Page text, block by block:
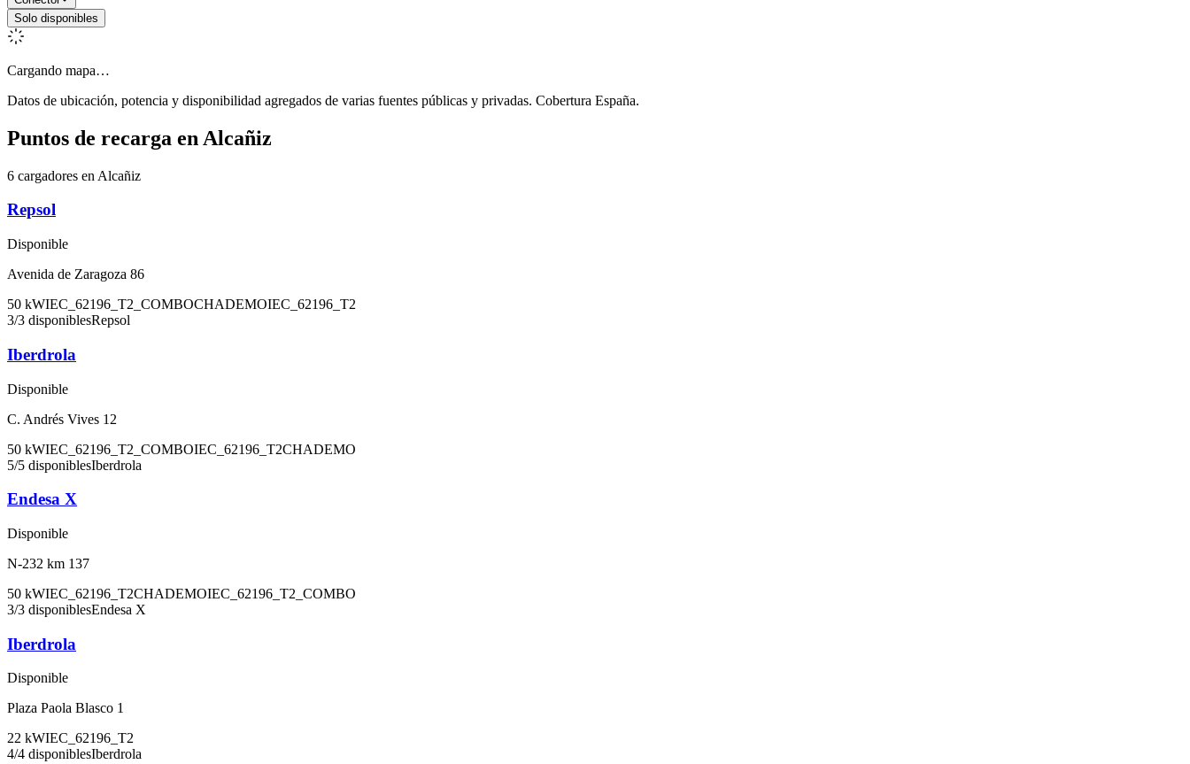
Solo disponibles
Cargando mapa…
Datos de ubicación, potencia y disponibilidad agregados de varias fuentes públicas y privadas. Cobertura España.
Puntos de recarga en Alcañiz
6 cargadores en Alcañiz
Repsol
Disponible
Avenida de Zaragoza 86
50 kWIEC_62196_T2_COMBOCHADEMOIEC_62196_T2
3/3 disponiblesRepsol
Iberdrola
Disponible
C. Andrés Vives 12
50 kWIEC_62196_T2_COMBOIEC_62196_T2CHADEMO
5/5 disponiblesIberdrola
Endesa X
Disponible
N-232 km 137
50 kWIEC_62196_T2CHADEMOIEC_62196_T2_COMBO
3/3 disponiblesEndesa X
Iberdrola
Disponible
Plaza Paola Blasco 1
22 kWIEC_62196_T2
4/4 disponiblesIberdrola